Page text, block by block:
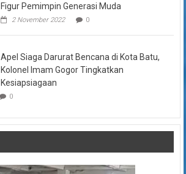
Figur Pemimpin Generasi Muda
2 November 2022 0
Apel Siaga Darurat Bencana di Kota Batu,
Kolonel Imam Gogor Tingkatkan
Kesiapsiagaan
0